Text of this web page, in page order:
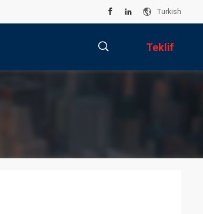
Turkish
Teklif